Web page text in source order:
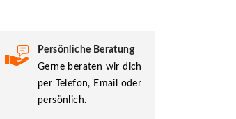
Persönliche Beratung
Gerne beraten wir dich
per Telefon, Email oder
persönlich.